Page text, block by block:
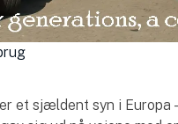
et sjældent syn i Europa